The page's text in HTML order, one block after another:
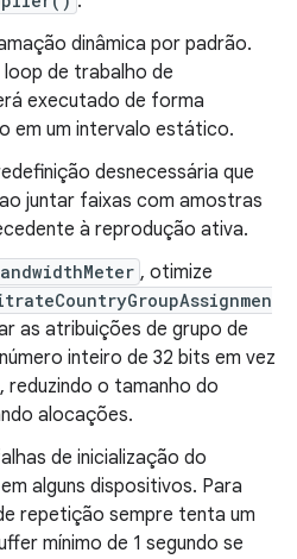
dinâmica por padrão.
loop de trabalho de
executado de forma
em um intervalo estático.
desnecessária que
juntar faixas com amostras
à reprodução ativa.
, otimize
as atribuições de grupo de
inteiro de 32 bits em vez
reduzindo o tamanho do
alocações.
de inicialização do
em alguns dispositivos. Para
repetição sempre tenta um
mínimo de 1 segundo se